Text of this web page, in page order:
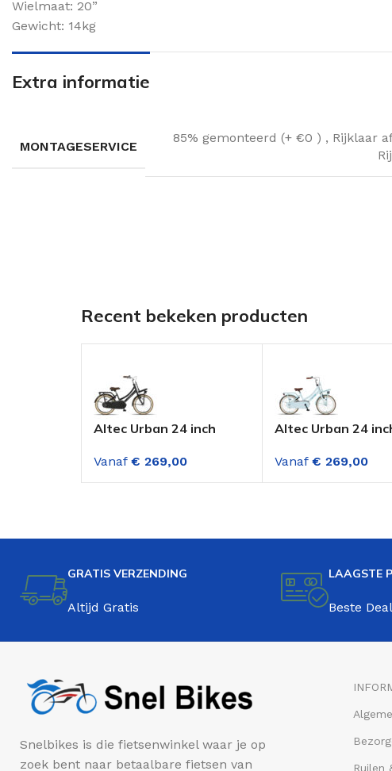
Wielmaat: 20”
Gewicht: 14kg
Extra informatie
MONTAGESERVICE
85% gemonteerd (+ €0 ) , Rijklaar
Recent bekeken producten
Altec Urban 24 inch
Mat Zwart
Vanaf € 269,00
Altec Urban 24
Lichtblauw
Vanaf € 269,00
GRATIS VERZENDING
Altijd Gratis
LAAGSTE
Beste Deal
Snelbikes is die fietsenwinkel waar je op
zoek bent naar betaalbare fietsen van
Ruilen